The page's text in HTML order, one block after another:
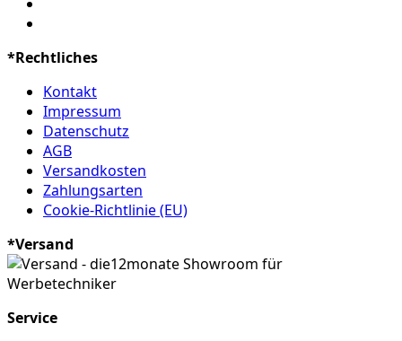
*Rechtliches
Kontakt
Impressum
Datenschutz
AGB
Versandkosten
Zahlungsarten
Cookie-Richtlinie (EU)
*Versand
Service